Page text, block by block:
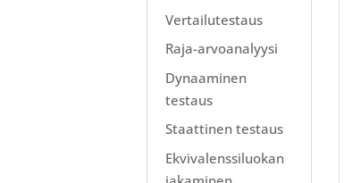
Vertailutestaus
Raja-arvoanalyysi
Dynaaminen
testaus
Staattinen testaus
Ekvivalenssiluokan